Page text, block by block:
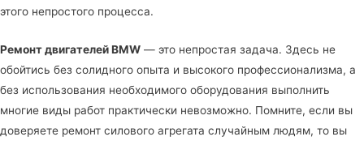
этого непростого процесса.
Ремонт двигателей BMW — это непростая задача. Здесь не
обойтись без солидного опыта и высокого профессионализма, а
без использования необходимого оборудования выполнить
многие виды работ практически невозможно. Помните, если вы
доверяете ремонт силового агрегата случайным людям, то вы